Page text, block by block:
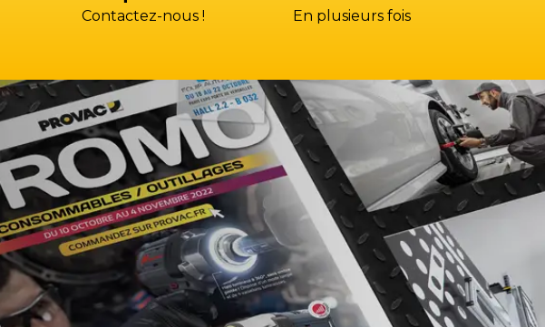
Contactez-nous ! En plusieurs fois